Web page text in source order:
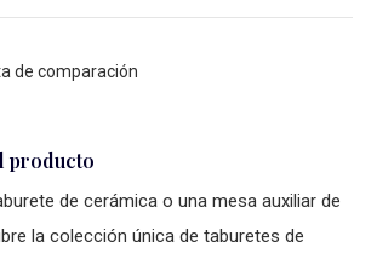
de comparación
producto
de cerámica o una mesa auxiliar de
la colección única de taburetes de